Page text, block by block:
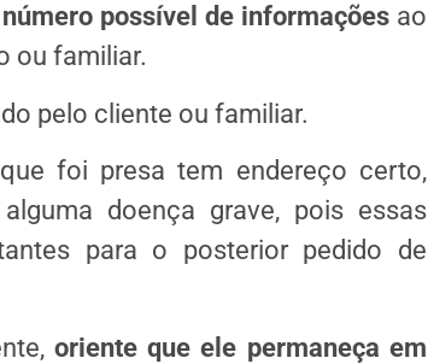
possível de informações ao
ou familiar.
pelo cliente ou familiar.
foi presa tem endereço certo,
doença grave, pois essas
para o posterior pedido de
oriente que ele permaneça em